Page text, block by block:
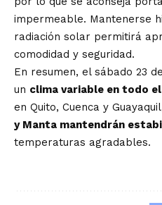
impermeable. Mantenerse
radiación solar permitirá
comodidad y seguridad.
En resumen, el sábado 23
un clima variable en todo
en Quito, Cuenca y
y Manta mantendrán
temperaturas agradables.